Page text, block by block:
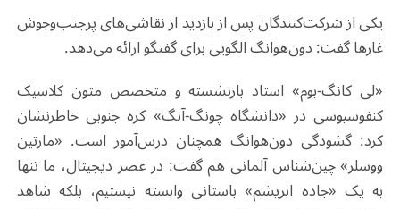
یکی از شرکت‌کنندگان پس از بازدید از نقاشی‌های پرجنب‌وجوش
غارها گفت: دون‌هوانگ الگویی برای گفتگو ارائه می‌دهد.
«لی کانگ-بوم» استاد بازنشسته و متخصص متون کلاسیک
کنفوسیوسی در «دانشگاه چونگ-آنگ» کره جنوبی خاطرنشان
کرد: گشودگی دون‌هوانگ همچنان درس‌آموز است. «مارتین
ووسلر» چین‌شناس آلمانی هم گفت: در عصر دیجیتال، ما تنها
به یک «جاده ابریشم» باستانی وابسته نیستیم، بلکه شاهد